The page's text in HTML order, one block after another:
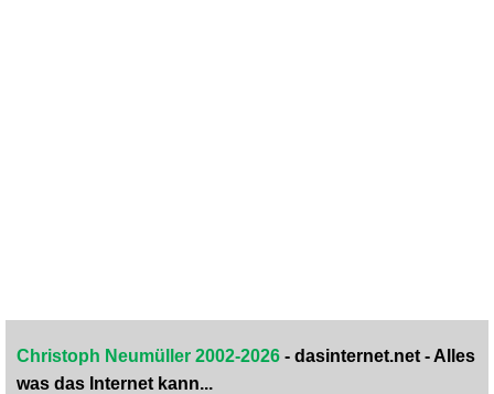
Christoph Neumüller 2002-2026 - dasinternet.net - Alles
was das Internet kann...